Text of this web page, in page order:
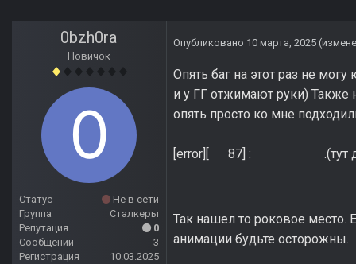
0bzh0ra
Новичок
Статус
Не в сети
Группа
Сталкеры
Репутация
0
Сообщений
3
Регистрация
10.03.2025
Опубликовано 10 марта, 2025
Опять баг на этот раз не
и у ГГ отжимают руки) Также
опять просто ко мне
[error][ 87] : .(тут
Так нашел то роковое место.
анимации будьте осторожны.